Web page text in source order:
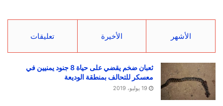
الأشهر الأخيرة تعليقات
ثعبان ضخم يقضي على حياة 8 جنود يمنيين في
معسكر للتحالف بمنطقة الوديعة
19 يوليو، 2019